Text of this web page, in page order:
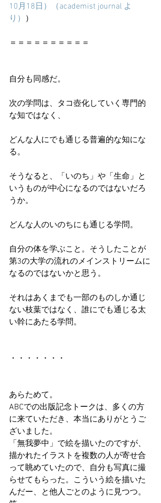
10月18日）（academist journal よ
り） ）
＝＝＝＝＝＝＝＝＝＝
自分も同感だ。
次の学問は、タコ壺化していく専門的
な知ではなく、
どんな人にでも通じる普遍的な知にな
る。
そうなると、「いのち」や「生命」と
いうものが中心になるのではないだろ
うか。
どんな人のいのちにも通じる学問。
自分の体を学ぶこと。そうしたことが
第3の大学の流れのメインストリームに
なるのではないかと思う。
それはあくまでも一部のものしか通じ
ない枝葉ではなく、誰にでも通じる太
い幹にあたる学問。
・・・・・・・
あらためて。
ABCでの出版記念トークは、多くの方
に来ていただき、本当にありがとうご
ざいました。
「無我夢中」で絵を描いたのですが、
描かれたイラストを複数の人が寄せ合
って眺めていたので、自分も写真に撮
らせてもらった。こういう絵を描いた
んだー、と他人ごとのように見つつ。